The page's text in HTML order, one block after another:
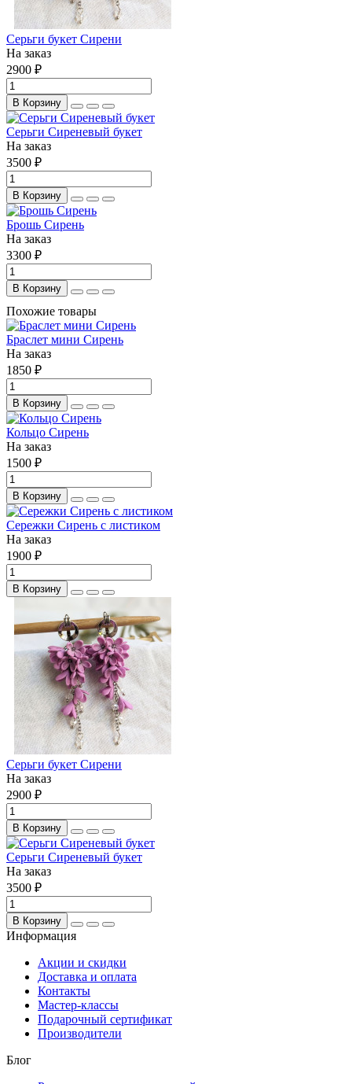
Серьги букет Сирени
На заказ
2900 ₽
В Корзину
Серьги Сиреневый букет
На заказ
3500 ₽
В Корзину
Брошь Сирень
На заказ
3300 ₽
В Корзину
Похожие товары
Браслет мини Сирень
На заказ
1850 ₽
В Корзину
Кольцо Сирень
На заказ
1500 ₽
В Корзину
Сережки Сирень с листиком
На заказ
1900 ₽
В Корзину
Серьги букет Сирени
На заказ
2900 ₽
В Корзину
Серьги Сиреневый букет
На заказ
3500 ₽
В Корзину
Информация
Акции и скидки
Доставка и оплата
Контакты
Мастер-классы
Подарочный сертификат
Производители
Блог